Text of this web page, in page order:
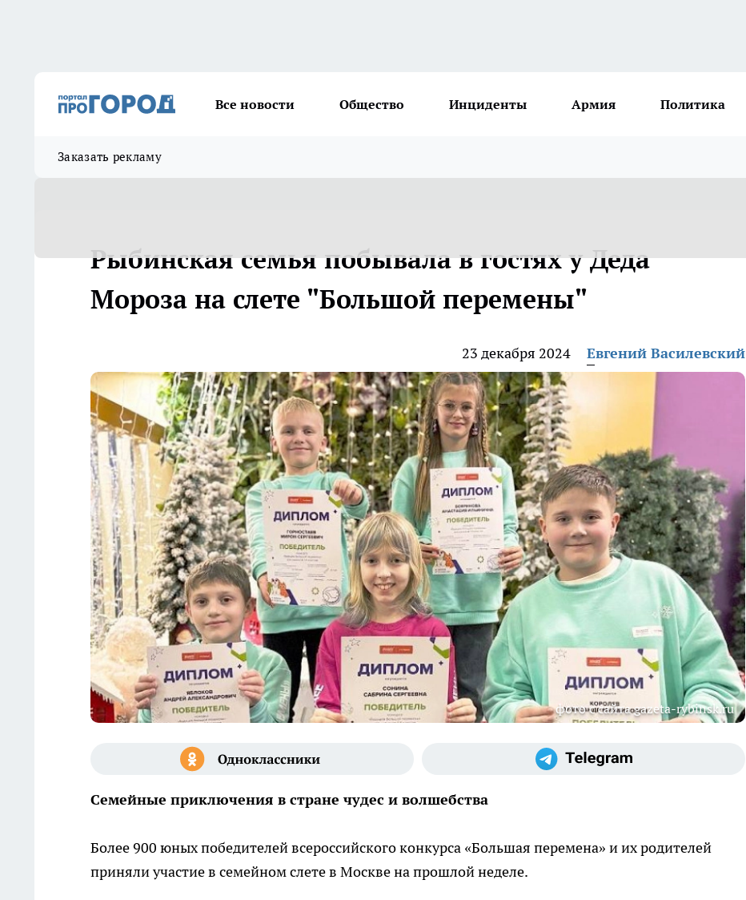
Все новости Общество Инциденты Армия Политика
Заказать рекламу
Рыбинская семья побывала в гостях у Деда
Мороза на слете "Большой перемены"
23 декабря 2024 Евгений Василевский
фото с сайта gazeta-rybinsk.ru
Семейные приключения в стране чудес и волшебства
Более 900 юных победителей всероссийского конкурса «Большая перемена» и их родителей
приняли участие в семейном слете в Москве на прошлой неделе.